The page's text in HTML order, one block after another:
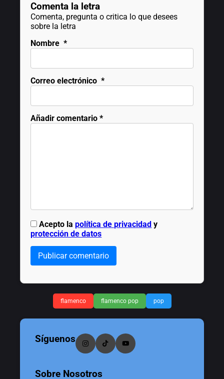
Comenta la letra
Comenta, pregunta o critica lo que desees
sobre la letra
Nombre *
Correo electrónico *
Añadir comentario *
Acepto lapolítica de privacidad y
protección de datos
Publicar comentario
flamenco flamenco pop pop
Síguenos
Sobre Nosotros